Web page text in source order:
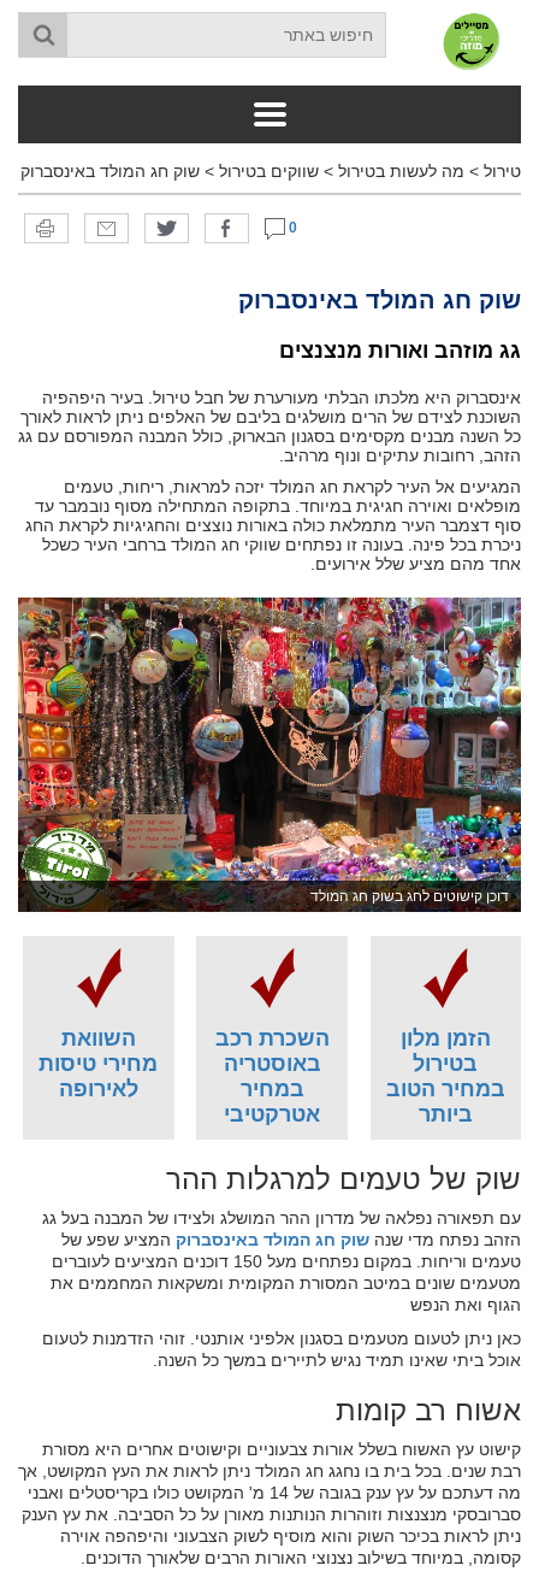
טירול > מה לעשות בטירול > שווקים בטירול > שוק חג המולד באינסברוק
0
שוק חג המולד באינסברוק
גג מוזהב ואורות מנצנצים
אינסברוק היא מלכתו הבלתי מעורערת של חבל טירול. בעיר היפהפיה
השוכנת לצידם של הרים מושלגים בליבם של האלפים ניתן לראות לאורך
כל השנה מבנים מקסימים בסגנון הבארוק, כולל המבנה המפורסם עם גג
הזהב, רחובות עתיקים ונוף מרהיב.
המגיעים אל העיר לקראת חג המולד יזכה למראות, ריחות, טעמים
מופלאים ואוירה חגיגית במיוחד. בתקופה המתחילה מסוף נובמבר עד
סוף דצמבר העיר מתמלאת כולה באורות נוצצים והחגיגיות לקראת החג
ניכרת בכל פינה. בעונה זו נפתחים שווקי חג המולד ברחבי העיר כשכל
אחד מהם מציע שלל אירועים.
דוכן קישוטים לחג בשוק חג המולד
הזמן מלון
בטירול
במחיר הטוב
ביותר
השכרת רכב
באוסטריה
במחיר
אטרקטיבי
השוואת
מחירי טיסות
לאירופה
שוק של טעמים למרגלות ההר
עם תפאורה נפלאה של מדרון ההר המושלג ולצידו של המבנה בעל גג
הזהב נפתח מדי שנה שוק חג המולד באינסברוק המציע שפע של
טעמים וריחות. במקום נפתחים מעל 150 דוכנים המציעים לעוברים
מטעמים שונים במיטב המסורת המקומית ומשקאות המחממים את
הגוף ואת הנפש
כאן ניתן לטעום מטעמים בסגנון אלפיני אותנטי. זוהי הזדמנות לטעום
אוכל ביתי שאינו תמיד נגיש לתיירים במשך כל השנה.
אשוח רב קומות
קישוט עץ האשוח בשלל אורות צבעוניים וקישוטים אחרים היא מסורת
רבת שנים. בכל בית בו נחגג חג המולד ניתן לראות את העץ המקושט, אך
מה דעתכם על עץ ענק בגובה של 14 מ' המקושט כולו בקריסטלים ואבני
סברובסקי מנצנצות וזוהרות הנותנות מאורן על כל הסביבה. את עץ הענק
ניתן לראות בכיכר השוק והוא מוסיף לשוק הצבעוני והיפהפה אוירה
קסומה, במיוחד בשילוב נצנוצי האורות הרבים שלאורך הדוכנים.